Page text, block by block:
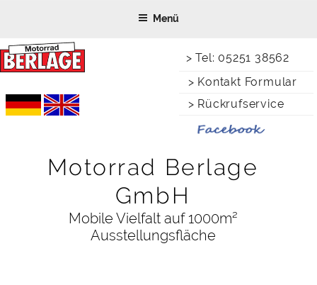
springen
> Tel: 05251 38562
> Kontakt Formular
> Rückrufservice
Motorrad Berlage
GmbH
Mobile Vielfalt auf 1000m²
Ausstellungsfläche
Menü